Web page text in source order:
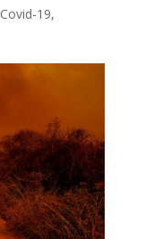
Covid-19,